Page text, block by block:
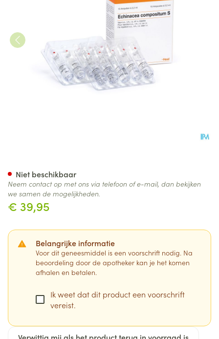
€ 39,95
Belangrijke informatie
Voor dit geneesmiddel is een voorschrift nodig. Na
beoordeling door de apotheker kan je het komen
afhalen en betalen.
Ik weet dat dit product een voorschrift
vereist.
Niet beschikbaar
Neem contact op met ons via telefoon of e-mail, dan bekijken
we samen de mogelijkheden.